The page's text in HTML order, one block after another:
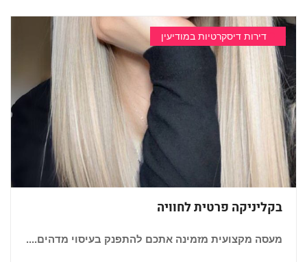
דירות דיסקרטיות במודיעין
בקליניקה פרטית לחוויה
מעסה מקצועית מזמינה אתכם להתפנק בעיסוי מדהים....